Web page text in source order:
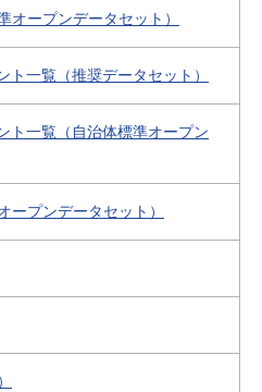
オープンデータセット）
一覧（推奨データセット）
ト一覧（自治体標準オープン
ープンデータセット）